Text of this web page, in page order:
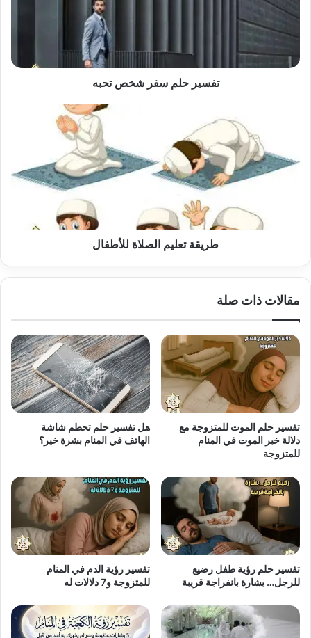
تحبه
تفسير حلم سفر شخص تحبه
للأطفال
طريقة تعليم الصلاة للأطفال
مقالات ذات صلة
تفسير حلم الموت للمتزوجة مع
دلالة خبر الموت في المنام
للمتزوجة
هل تفسير حلم تحطم شاشة
الهاتف في المنام بشرة خير؟
تفسير حلم رؤية طفل رضيع
للرجل… بشارة بانفراجة قريبة
تفسير رؤية الدم في المنام
للمتزوجة و7 دلالات له